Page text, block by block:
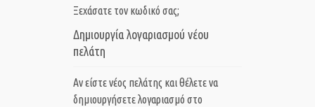
Ξεχάσατε τον κωδικό σας;
Δημιουργία λογαριασμού νέου
πελάτη
Αν είστε νέος πελάτης και θέλετε να
δημιουργήσετε λογαριασμό στο